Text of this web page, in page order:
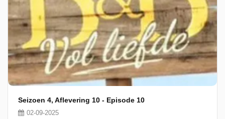
Seizoen 4, Aflevering 10 - Episode 10
02-09-2025